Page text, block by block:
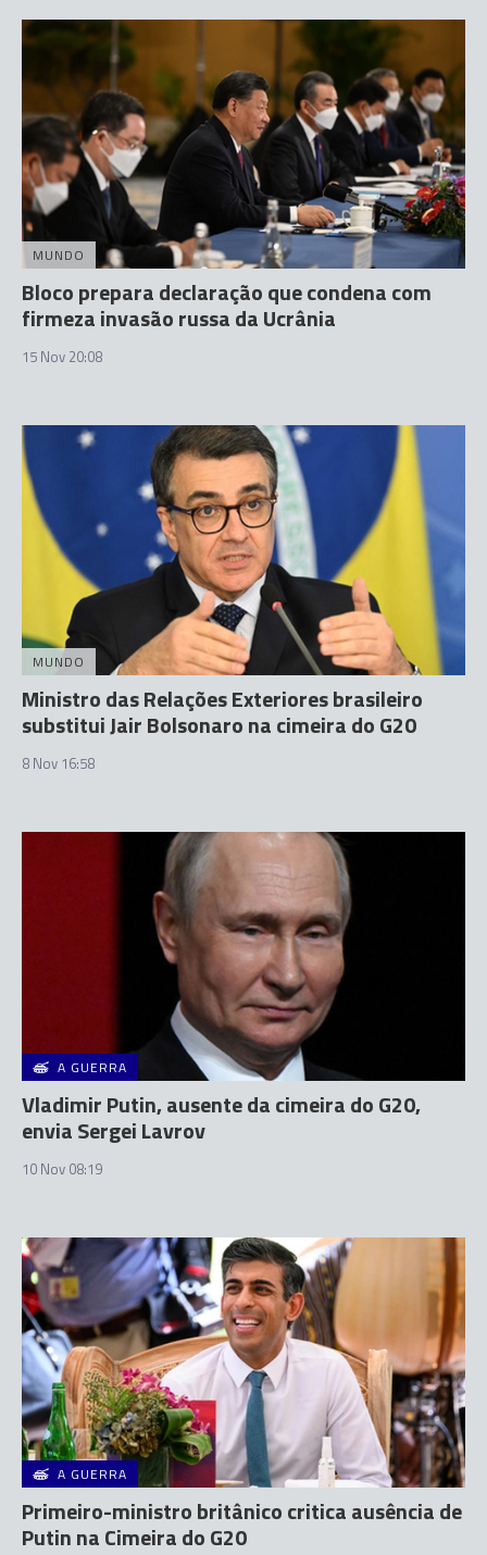
MUNDO
Bloco prepara declaração que condena com
firmeza invasão russa da Ucrânia
15 Nov 20:08
MUNDO
Ministro das Relações Exteriores brasileiro
substitui Jair Bolsonaro na cimeira do G20
8 Nov 16:58
A GUERRA
Vladimir Putin, ausente da cimeira do G20,
envia Sergei Lavrov
10 Nov 08:19
A GUERRA
Primeiro-ministro britânico critica ausência de
Putin na Cimeira do G20